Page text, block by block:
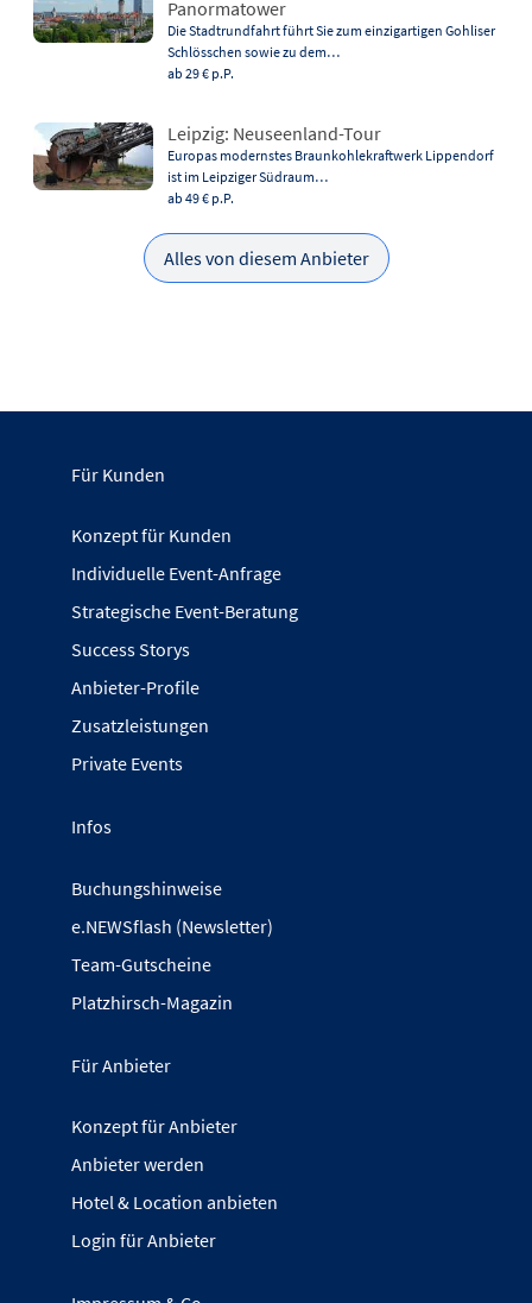
Panormatower
Die Stadtrundfahrt führt Sie zum einzigartigen Gohliser
Schlösschen sowie zu dem…
ab 29 € p.P.
Leipzig: Neuseenland-Tour
Europas modernstes Braunkohlekraftwerk Lippendorf
ist im Leipziger Südraum…
ab 49 € p.P.
Alles von diesem Anbieter
Für Kunden
Konzept für Kunden
Individuelle Event-Anfrage
Strategische Event-Beratung
Success Storys
Anbieter-Profile
Zusatzleistungen
Private Events
Infos
Buchungshinweise
e.NEWSflash (Newsletter)
Team-Gutscheine
Platzhirsch-Magazin
Für Anbieter
Konzept für Anbieter
Anbieter werden
Hotel & Location anbieten
Login für Anbieter